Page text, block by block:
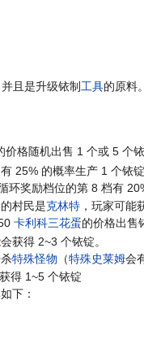
并且是升级铱制工具的原料
价格随机出售 1 个或 5 个
25% 的概率生产 1 个铱锭
环奖励档位的第 8 档有
村民是克林特 ，玩家可能
卡利科三花蛋的价格出售
获得 2~3 个铱锭。
特殊怪物 （特殊史莱姆会
获得 1~5 个铱锭
下：